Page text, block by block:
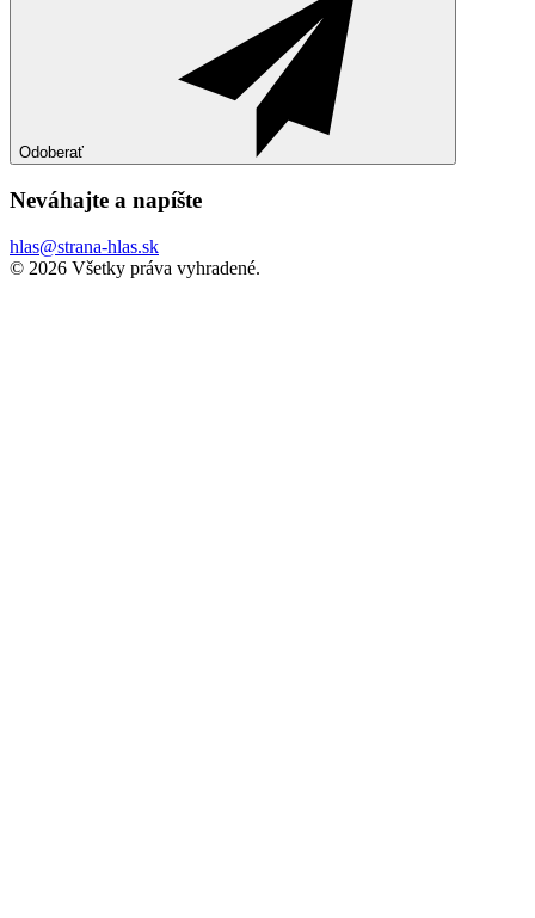
Odoberať
Neváhajte a napíšte
hlas@strana-hlas.sk
©️ 2026 Všetky práva vyhradené.